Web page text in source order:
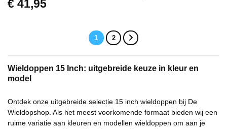
€41,95
1 2
Wieldoppen 15 Inch: uitgebreide keuze in kleur en
model
Ontdek onze uitgebreide selectie 15 inch wieldoppen bij De
Wieldopshop. Als het meest voorkomende formaat bieden wij een
ruime variatie aan kleuren en modellen wieldoppen om aan je